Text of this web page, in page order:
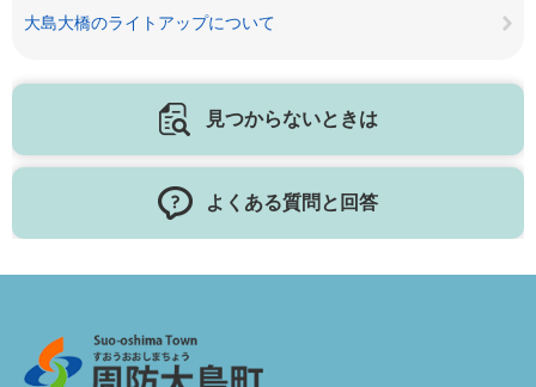
大島大橋のライトアップについて
見つからないときは
よくある質問と回答